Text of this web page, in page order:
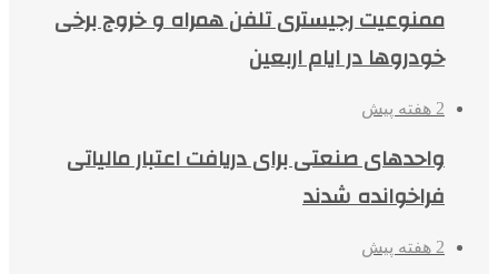
ممنوعیت رجیستری تلفن همراه و خروج برخی
خودروها در ایام اربعین
2 هفته پیش
واحدهای صنعتی برای دریافت اعتبار مالیاتی
فراخوانده شدند
2 هفته پیش